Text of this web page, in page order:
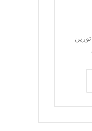
پرکن دو توزین پرکن 2 توزین